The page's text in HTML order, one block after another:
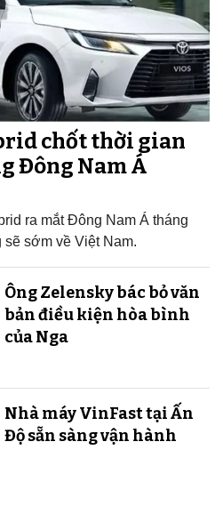
chốt thời gian
Đông Nam Á
ra mắt Đông Nam Á tháng
sớm về Việt Nam.
Ông Zelensky bác bỏ văn
bản điều kiện hòa bình
của Nga
Nhà máy VinFast tại Ấn
Độ sẵn sàng v​​​​​​​ận hành